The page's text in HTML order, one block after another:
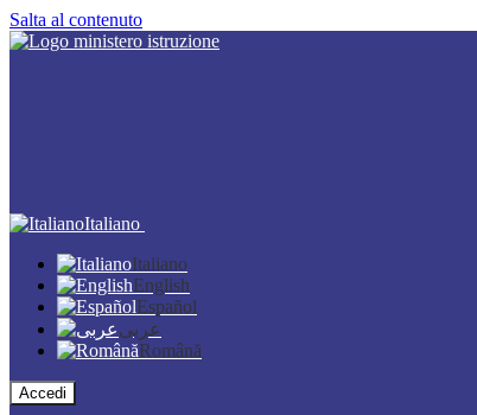
Salta al contenuto
Italiano
Italiano
English
Español
عربى
Română
Accedi